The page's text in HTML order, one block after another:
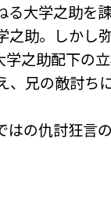
大学之助を
助。しかし
之助配下の
兄の敵討ち
の仇討狂言の